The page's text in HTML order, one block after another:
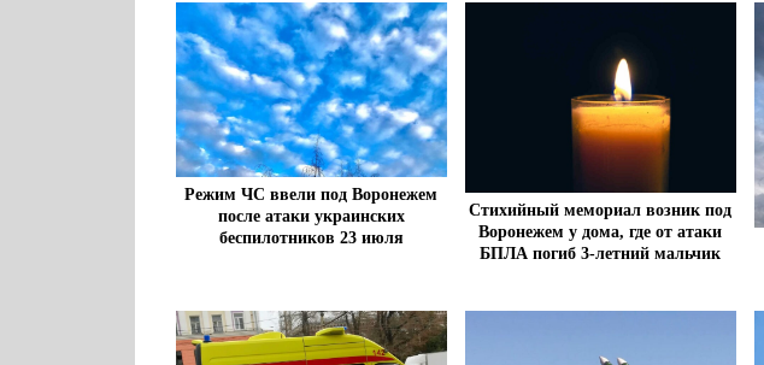
Режим ЧС ввели под Воронежем
после атаки украинских
беспилотников 23 июля
Стихийный мемориал возник под
Воронежем у дома, где от атаки
БПЛА погиб 3-летний мальчик